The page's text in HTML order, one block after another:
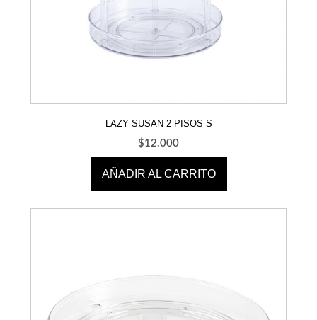
LAZY SUSAN 2 PISOS S
$12.000
AÑADIR AL CARRITO